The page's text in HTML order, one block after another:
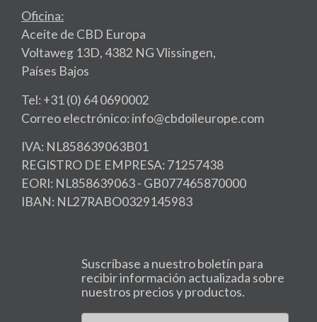
Oficina:
Aceite de CBD Europa
Voltaweg 13D, 4382 NG Vlissingen,
Países Bajos
Tel: +31 (0) 64 0690002
Correo electrónico: info@cbdoileurope.com
IVA: NL858639063B01
REGISTRO DE EMPRESA: 71257438
EORI: NL858639063 - GB077465870000
IBAN: NL27RABO0329145983
Suscríbase a nuestro boletín para
recibir información actualizada sobre
nuestros precios y productos.